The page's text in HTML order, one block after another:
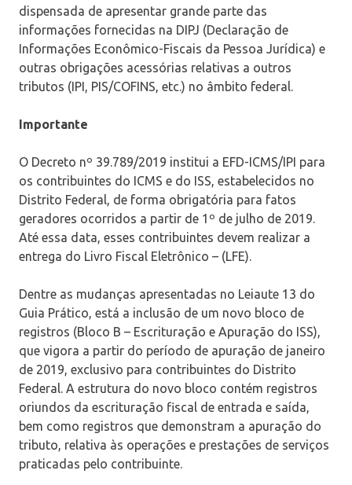
dispensada de apresentar grande parte das
informações fornecidas na DIPJ (Declaração de
Informações Econômico-Fiscais da Pessoa Jurídica) e
outras obrigações acessórias relativas a outros
tributos (IPI, PIS/COFINS, etc.) no âmbito federal.
Importante
O Decreto nº 39.789/2019 institui a EFD-ICMS/IPI para
os contribuintes do ICMS e do ISS, estabelecidos no
Distrito Federal, de forma obrigatória para fatos
geradores ocorridos a partir de 1º de julho de 2019.
Até essa data, esses contribuintes devem realizar a
entrega do Livro Fiscal Eletrônico – (LFE).
Dentre as mudanças apresentadas no Leiaute 13 do
Guia Prático, está a inclusão de um novo bloco de
registros (Bloco B – Escrituração e Apuração do ISS),
que vigora a partir do período de apuração de janeiro
de 2019, exclusivo para contribuintes do Distrito
Federal. A estrutura do novo bloco contém registros
oriundos da escrituração fiscal de entrada e saída,
bem como registros que demonstram a apuração do
tributo, relativa às operações e prestações de serviços
praticadas pelo contribuinte.